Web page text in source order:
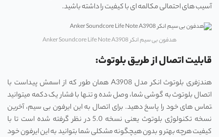
آسیب های احتمالی مکالمه ای با کیفیت را داشته باشید.
هدفون بی سیم انکر Anker Soundcore Life Note A3908
قابلیت اتصال از طریق بلوتوث:
هندزفری بلوتوث انکر مدل A3908 همان طور که از اسمش پیداست با
اتصال بلوتوث به گوشی شما، وصل شده و تنها با فشار یک دکمه میتوانید
ٰتماس های خود را پاسخ دهید. برای اتصال به این ایرفون بی سیم، آخرین
نسخه تکنولوژی بلوتوث یعنی نسخه 5.0 در نظر گرفته شده است تا با
کیفیت هرچه بهتر و بدون هیچگونه مشکلی شما بتوانید به این ایرفون خود